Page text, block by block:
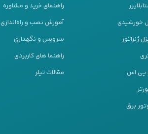
بهینه آن اطمینان حاصل
پمپاژ
به معرفی گزینه‌های
خورشیدی
ژنراتور
پی اس
برق
راهنمای خرید و مشاوره
آموزش نصب و راه‌اندازی
سرویس و نگهداری
راهنما های کاربردی
مقالات تیلر